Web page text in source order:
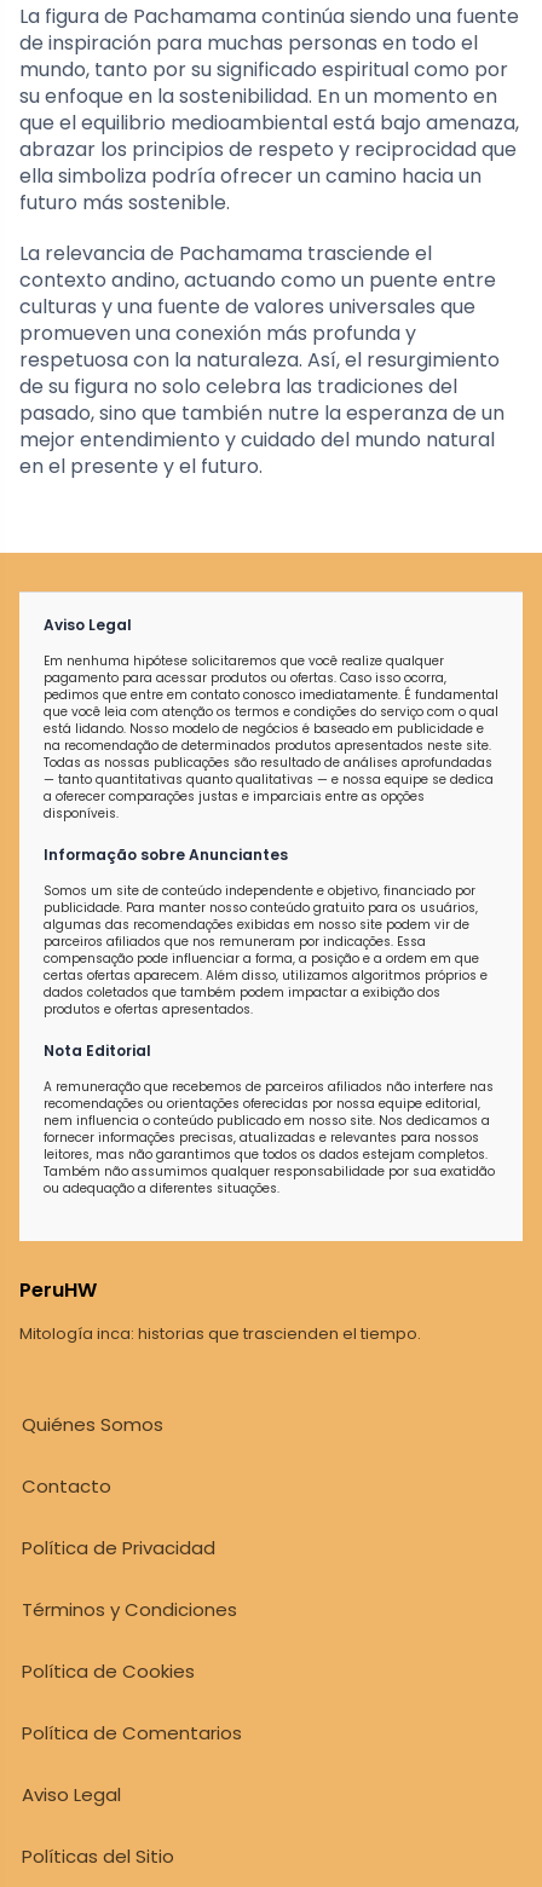
La figura de Pachamama continúa siendo una fuente
de inspiración para muchas personas en todo el
mundo, tanto por su significado espiritual como por
su enfoque en la sostenibilidad. En un momento en
que el equilibrio medioambiental está bajo amenaza,
abrazar los principios de respeto y reciprocidad que
ella simboliza podría ofrecer un camino hacia un
futuro más sostenible.
La relevancia de Pachamama trasciende el
contexto andino, actuando como un puente entre
culturas y una fuente de valores universales que
promueven una conexión más profunda y
respetuosa con la naturaleza. Así, el resurgimiento
de su figura no solo celebra las tradiciones del
pasado, sino que también nutre la esperanza de un
mejor entendimiento y cuidado del mundo natural
en el presente y el futuro.
Aviso Legal
Em nenhuma hipótese solicitaremos que você realize qualquer
pagamento para acessar produtos ou ofertas. Caso isso ocorra,
pedimos que entre em contato conosco imediatamente. É fundamental
que você leia com atenção os termos e condições do serviço com o qual
está lidando. Nosso modelo de negócios é baseado em publicidade e
na recomendação de determinados produtos apresentados neste site.
Todas as nossas publicações são resultado de análises aprofundadas
— tanto quantitativas quanto qualitativas — e nossa equipe se dedica
a oferecer comparações justas e imparciais entre as opções
disponíveis.
Informação sobre Anunciantes
Somos um site de conteúdo independente e objetivo, financiado por
publicidade. Para manter nosso conteúdo gratuito para os usuários,
algumas das recomendações exibidas em nosso site podem vir de
parceiros afiliados que nos remuneram por indicações. Essa
compensação pode influenciar a forma, a posição e a ordem em que
certas ofertas aparecem. Além disso, utilizamos algoritmos próprios e
dados coletados que também podem impactar a exibição dos
produtos e ofertas apresentados.
Nota Editorial
A remuneração que recebemos de parceiros afiliados não interfere nas
recomendações ou orientações oferecidas por nossa equipe editorial,
nem influencia o conteúdo publicado em nosso site. Nos dedicamos a
fornecer informações precisas, atualizadas e relevantes para nossos
leitores, mas não garantimos que todos os dados estejam completos.
Também não assumimos qualquer responsabilidade por sua exatidão
ou adequação a diferentes situações.
PeruHW
Mitología inca: historias que trascienden el tiempo.
Quiénes Somos
Contacto
Política de Privacidad
Términos y Condiciones
Política de Cookies
Política de Comentarios
Aviso Legal
Políticas del Sitio